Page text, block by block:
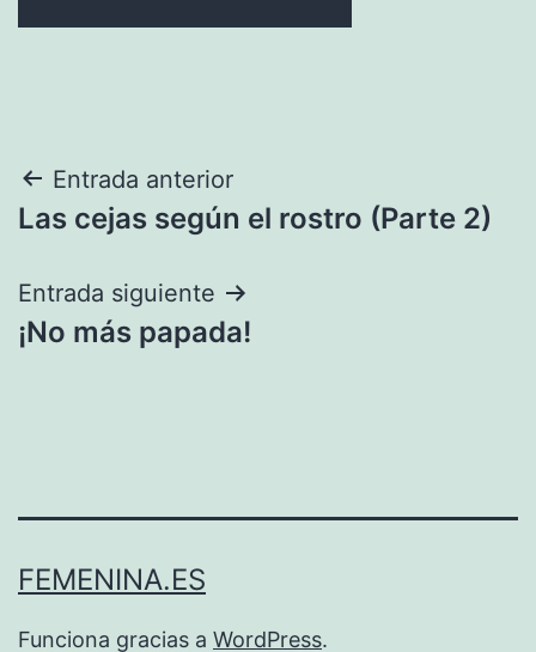
Navegación
de
entradas
Entrada anterior
Las cejas según el rostro (Parte 2)
Entrada siguiente
¡No más papada!
FEMENINA.ES
Funciona gracias a WordPress.